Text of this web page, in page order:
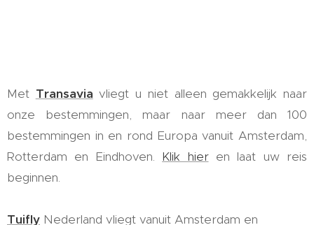
Met Transavia vliegt u niet alleen gemakkelijk naar
onze bestemmingen, maar naar meer dan 100
bestemmingen in en rond Europa vanuit Amsterdam,
Rotterdam en Eindhoven. Klik hieren laat uw reis
beginnen.
Tuifly Nederland vliegt vanuit Amsterdam en